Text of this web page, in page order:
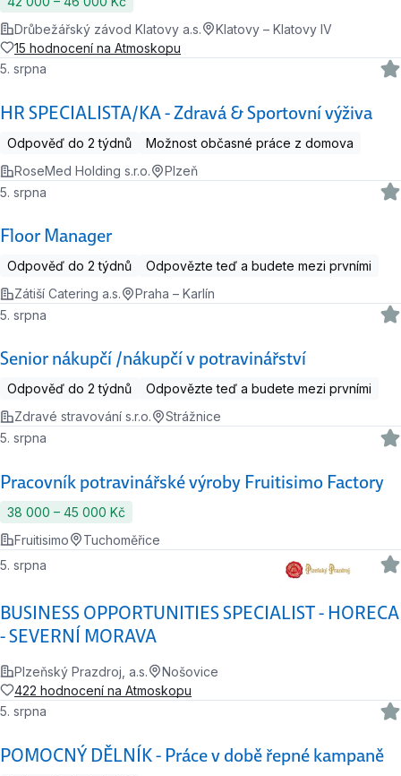
Drůbežářský závod Klatovy a.s.
Klatovy – Klatovy IV
15 hodnocení na Atmoskopu
HR SPECIALISTA/KA - Zdravá & Sportovní výživa
5. srpna
Odpověď do 2 týdnů
Možnost občasné práce z domova
RoseMed Holding s.r.o.
Plzeň
Floor Manager
5. srpna
Odpověď do 2 týdnů
Odpovězte teď a budete mezi prvními
Zátiší Catering a.s.
Praha – Karlín
Senior nákupčí /nákupčí v potravinářství
5. srpna
Odpověď do 2 týdnů
Odpovězte teď a budete mezi prvními
Zdravé stravování s.r.o.
Strážnice
Pracovník potravinářské výroby Fruitisimo Factory
5. srpna
38 000 ‍–‍ 45 000 Kč
Fruitisimo
Tuchoměřice
BUSINESS OPPORTUNITIES SPECIALIST - HORECA
- SEVERNÍ MORAVA
5. srpna
Plzeňský Prazdroj, a.s.
Nošovice
422 hodnocení na Atmoskopu
POMOCNÝ DĚLNÍK - Práce v době řepné kampaně
5. srpna